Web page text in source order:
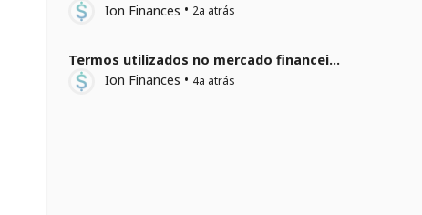
Ion Finances • 2a atrás
Termos utilizados no mercado financeiro e de investimentos
Ion Finances • 4a atrás